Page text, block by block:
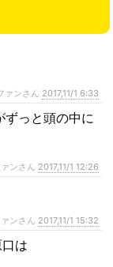
ァンさん 2017,11/1 6:33
ずっと頭の中に
ンさん 2017,11/1 12:26
ンさん 2017,11/1 15:32
は